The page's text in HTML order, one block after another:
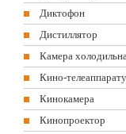
Диктофон
Дистиллятор
Камера
Кино-
Кинокамера
Кинопроектор